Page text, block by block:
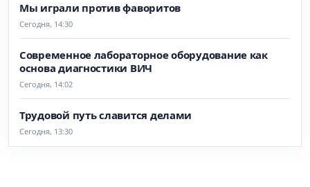
Мы играли против фаворитов
Сегодня, 14:30
Современное лабораторное оборудование как
основа диагностики ВИЧ
Сегодня, 14:02
Трудовой путь славится делами
Сегодня, 13:30